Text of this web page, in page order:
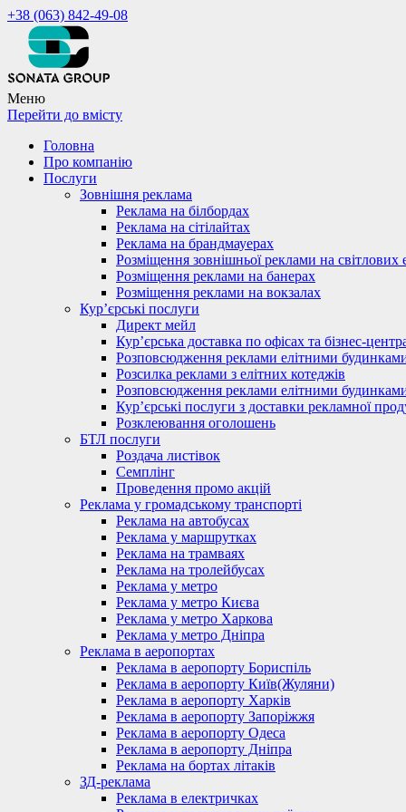
+38 (063) 842-49-08
Меню
Перейти до вмісту
Головна
Про компанію
Послуги
Зовнішня реклама
Реклама на білбордах
Реклама на сітілайтах
Реклама на брандмауерах
Розміщення зовнішньої реклами на світлових
Розміщення реклами на банерах
Розміщення реклами на вокзалах
Кур’єрські послуги
Директ мейл
Кур’єрська доставка по офісах та бізнес-
Розповсюдження реклами елітними
Розсилка реклами з елітних котеджів
Розповсюдження реклами елітними
Кур’єрські послуги з доставки рекламної
Розклеювання оголошень
БТЛ послуги
Роздача листівок
Семплінг
Проведення промо акцій
Реклама у громадському транспорті
Реклама на автобусах
Реклама у маршрутках
Реклама на трамваях
Реклама на тролейбусах
Реклама у метро
Реклама у метро Києва
Реклама у метро Харкова
Реклама у метро Дніпра
Реклама в аеропортах
Реклама в аеропорту Бориспіль
Реклама в аеропорту Київ(Жуляни)
Реклама в аеропорту Харків
Реклама в аеропорту Запоріжжя
Реклама в аеропорту Одеса
Реклама в аеропорту Дніпра
Реклама на бортах літаків
ЗД-реклама
Реклама в електричках